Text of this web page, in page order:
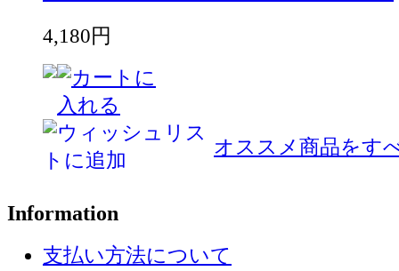
4,180円
オススメ商品をす
Information
支払い方法について